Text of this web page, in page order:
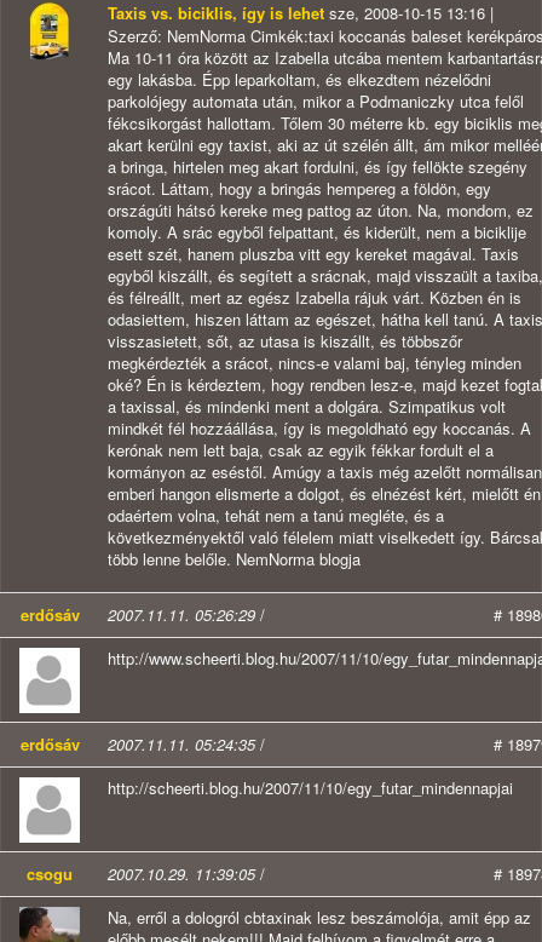
Taxis vs. biciklis, így is lehet sze, 2008-10-15 13:16 |
Szerző: NemNorma Cimkék:taxi koccanás baleset
Ma 10-11 óra között az Izabella utcába mentem
egy lakásba. Épp leparkoltam, és elkezdtem nézelődni
parkolójegy automata után, mikor a Podmaniczky utca felől
fékcsikorgást hallottam. Tőlem 30 méterre kb. egy biciklis
akart kerülni egy taxist, aki az út szélén állt, ám mikor
a bringa, hirtelen meg akart fordulni, és így fellökte szegény
srácot. Láttam, hogy a bringás hempereg a földön, egy
országúti hátsó kereke meg pattog az úton. Na, mondom, ez
komoly. A srác egyből felpattant, és kiderült, nem a biciklije
esett szét, hanem pluszba vitt egy kereket magával. Taxis
egyből kiszállt, és segített a srácnak, majd visszaült a taxiba,
és félreállt, mert az egész Izabella rájuk várt. Közben én is
odasiettem, hiszen láttam az egészet, hátha kell tanú. A taxis
visszasietett, sőt, az utasa is kiszállt, és többszőr
megkérdezték a srácot, nincs-e valami baj, tényleg minden
oké? Én is kérdeztem, hogy rendben lesz-e, majd kezet
a taxissal, és mindenki ment a dolgára. Szimpatikus volt
mindkét fél hozzáállása, így is megoldható egy koccanás. A
kerónak nem lett baja, csak az egyik fékkar fordult el a
kormányon az eséstől. Amúgy a taxis még azelőtt
emberi hangon elismerte a dolgot, és elnézést kért, mielőtt én
odaértem volna, tehát nem a tanú megléte, és a
következményektől való félelem miatt viselkedett így.
több lenne belőle. NemNorma blogja
erdősáv 2007.11.11. 05:26:29 /
#
http://www.scheerti.blog.hu/2007/11/10/
erdősáv 2007.11.11. 05:24:35/
#
http://scheerti.blog.hu/2007/11/10/egy_futar_mindennapjai
csogu 2007.10.29. 11:39:05/
#
Na, erről a dologról cbtaxinak lesz beszámolója, amit épp az